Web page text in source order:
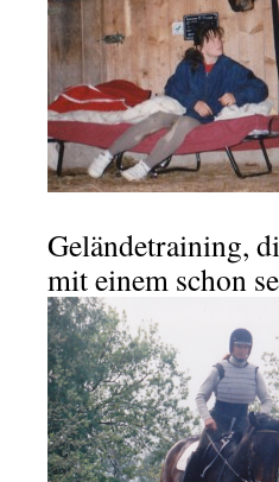
Geländetraining,
mit einem schon